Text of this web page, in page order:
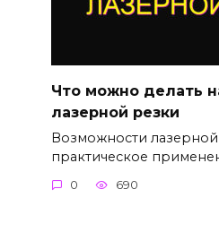
Что можно делать
лазерной резки
Возможности
практическое
0 690